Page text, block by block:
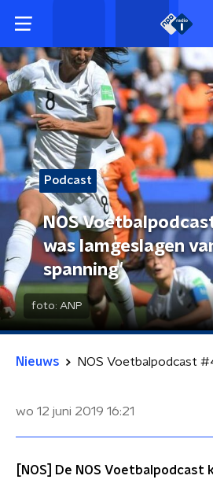
Podcast
NOS
was lamgeslagen
spanning'
foto: ANP
Nieuws
wo 12 juni 2019 16:21
[NOS] De NOS Voetbalpodcast